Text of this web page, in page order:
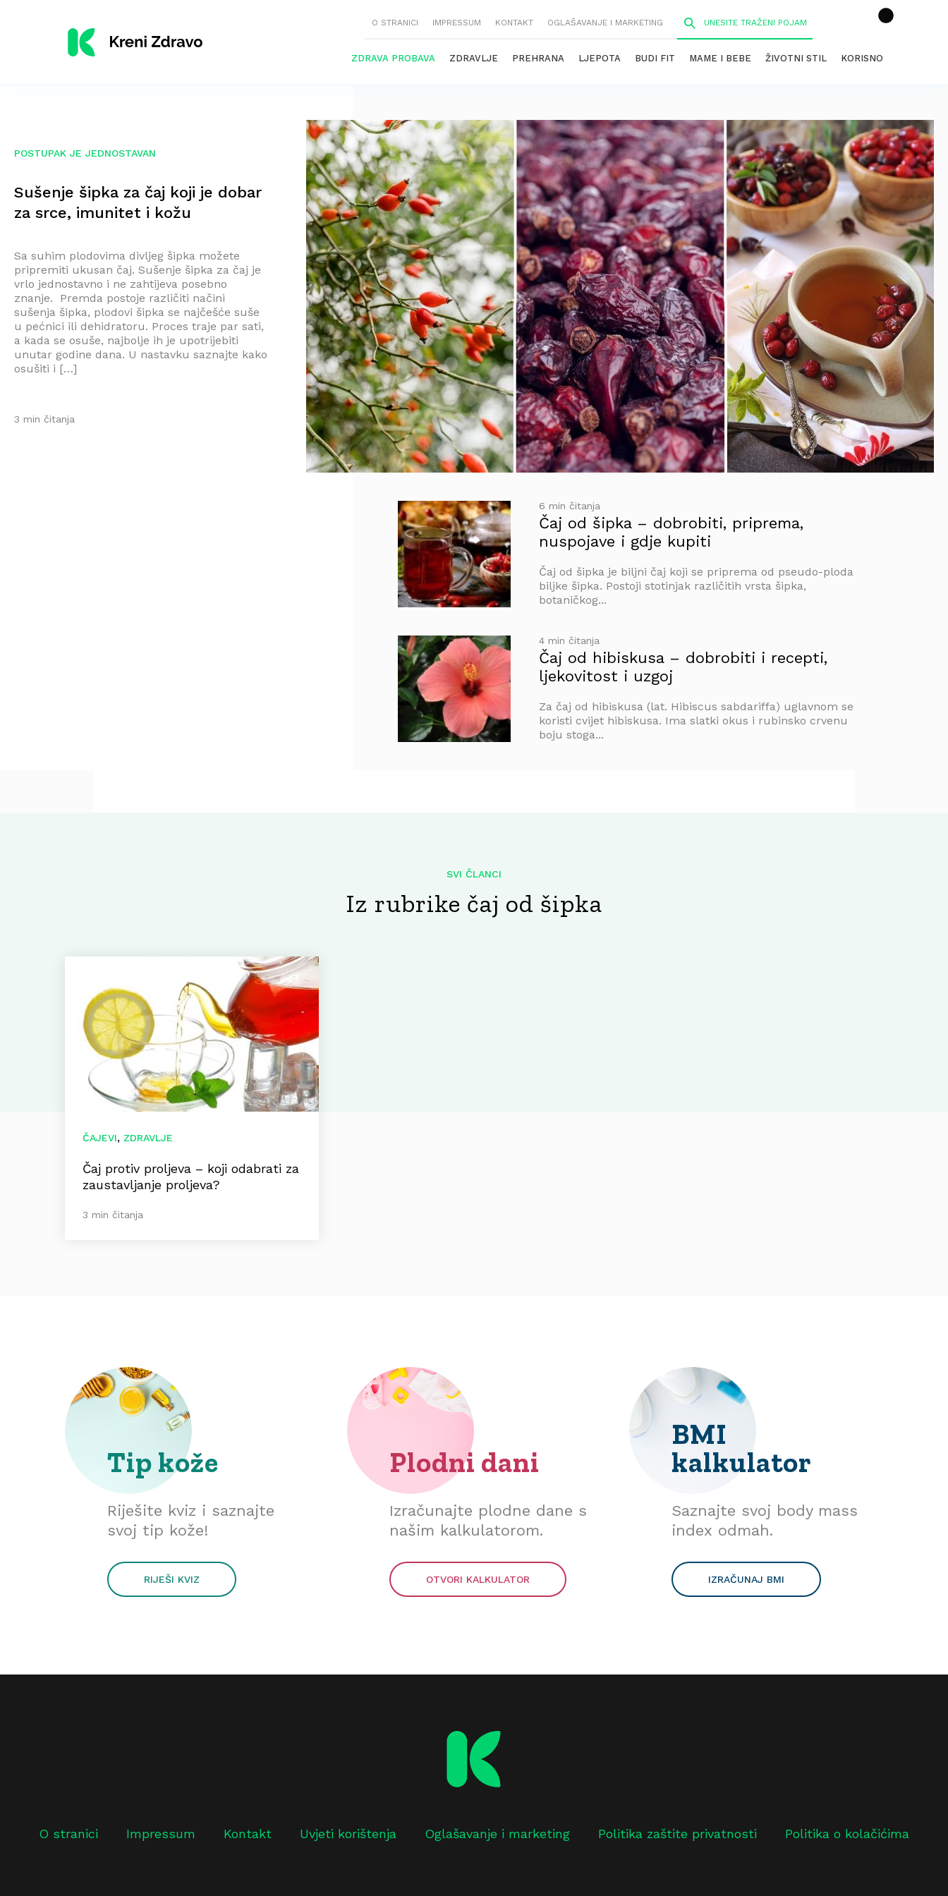
O STRANICI IMPRESSUM KONTAKT OGLAŠAVANJE I MARKETING
ZDRAVA PROBAVA ZDRAVLJE PREHRANA LJEPOTA BUDI FIT MAME I BEBE ŽIVOTNI STIL KORISNO
POSTUPAK JE JEDNOSTAVAN
Sušenje šipka za čaj koji je dobar
za srce, imunitet i kožu
Sa suhim plodovima divljeg šipka možete
pripremiti ukusan čaj. Sušenje šipka za čaj je
vrlo jednostavno i ne zahtijeva posebno
znanje. Premda postoje različiti načini
sušenja šipka, plodovi šipka se najčešće suše
u pećnici ili dehidratoru. Proces traje par sati,
a kada se osuše, najbolje ih je upotrijebiti
unutar godine dana. U nastavku saznajte kako
osušiti i […]
3 min čitanja
6 min čitanja
Čaj od šipka – dobrobiti, priprema,
nuspojave i gdje kupiti
Čaj od šipka je biljni čaj koji se priprema od pseudo-ploda
biljke šipka. Postoji stotinjak različitih vrsta šipka,
botaničkog...
4 min čitanja
Čaj od hibiskusa – dobrobiti i recepti,
ljekovitost i uzgoj
Za čaj od hibiskusa (lat. Hibiscus sabdariffa) uglavnom se
koristi cvijet hibiskusa. Ima slatki okus i rubinsko crvenu
boju stoga...
Iz rubrike čaj od šipka
SVI ČLANCI
ČAJEVI, ZDRAVLJE
Čaj protiv proljeva – koji odabrati za
zaustavljanje proljeva?
3 min čitanja
Tip kože
Riješite kviz i saznajte
svoj tip kože!
RIJEŠI KVIZ
Plodni dani
Izračunajte plodne dane s
našim kalkulatorom.
OTVORI KALKULATOR
BMI
kalkulator
Saznajte svoj body mass
index odmah.
IZRAČUNAJ BMI
O stranici Impressum Kontakt Uvjeti korištenja Oglašavanje i marketing Politika zaštite privatnosti Politika o kolačićima